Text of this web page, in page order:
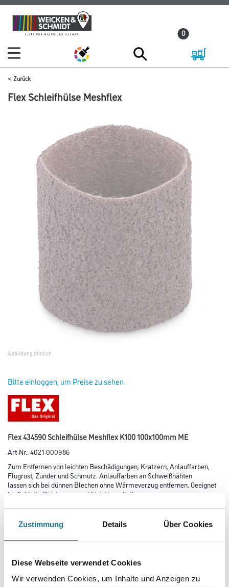
Zustimmung Details Über Cookies
Diese Webseite verwendet Cookies
Wir verwenden Cookies, um Inhalte und Anzeigen zu
Zum
Inhalt
Zum
Navigationsmenü
0
Zurück
Flex Schleifhülse Meshflex
Abbildung ähnlich
Bitte einloggen, um Preise zu sehen
Flex 434590 Schleifhülse Meshflex K100 100x100mm ME
Art-Nr.:4021-000986
Zum Entfernen von leichten Beschädigungen, Kratzern, Anlauffarben,
Flugrost, Zunder und Schmutz. Anlauffarben an Schweißnähten
lassen sich bei dünnen Blechen ohne Wärmeverzug entfernen. Geeignet
für Schleif-, Reinigungs- und Finishingarbeiten an
und Kunststoffen.
Breite in millimeter